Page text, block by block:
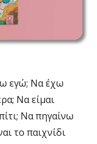
εγώ; Να έχω
Να είμαι
Να πηγαίνω
το παιχνίδι